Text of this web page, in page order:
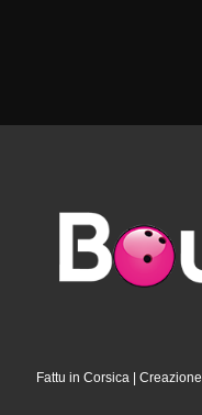
Fattu in Corsica | Creazione